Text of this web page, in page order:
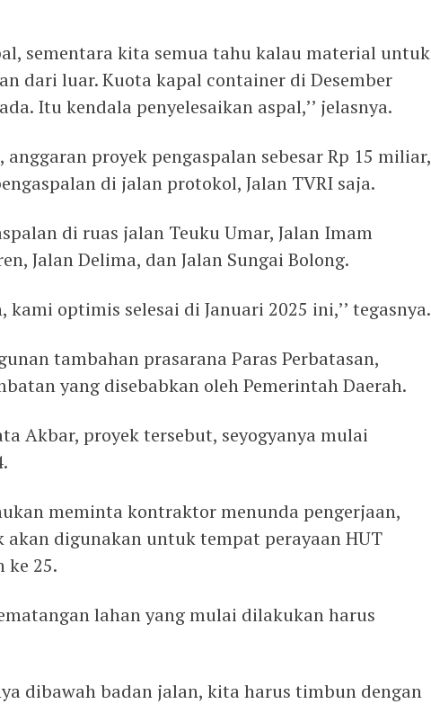
sementara kita semua tahu kalau material untuk
dari luar. Kuota kapal container di Desember
Itu kendala penyelesaikan aspal,’’ jelasnya.
proyek pengaspalan sebesar Rp 15 miliar,
di jalan protokol, Jalan TVRI saja.
di ruas jalan Teuku Umar, Jalan Imam
Jalan Delima, dan Jalan Sungai Bolong.
kami optimis selesai di Januari 2025 ini,’’ tegasnya.
tambahan prasarana Paras Perbatasan,
yang disebabkan oleh Pemerintah Daerah.
Akbar, proyek tersebut, seyogyanya mulai
meminta kontraktor menunda pengerjaan,
akan digunakan untuk tempat perayaan HUT
ke 25.
lahan yang mulai dilakukan harus
dibawah badan jalan, kita harus timbun dengan